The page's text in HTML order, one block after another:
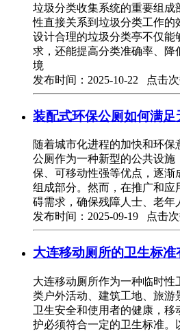
垃圾分类收集系统的重要组成
性直接关系到垃圾分类工作的
设计合理的垃圾分类亭不仅能
求，还能提高分类准确率、降
境
发布时间：2025-10-22 点击
装配式环保公厕如何满足
随着城市化进程的加快和环
公厕作为一种新型的公共设施
保、可移动性强等优点，逐渐
组成部分。然而，在推广和应
碍需求，确保残障人士、老年
发布时间：2025-09-19 点击
大连移动厕所的卫生标准
大连移动厕所作为一种临时性
类户外活动、建筑工地、旅游
卫生安全和使用者的健康，移
护必须符合一定的卫生标准。